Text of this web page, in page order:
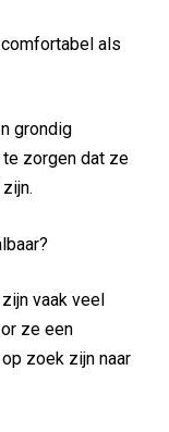
als
grondig
zorgen dat ze
vaak veel
ze een
zoek zijn naar